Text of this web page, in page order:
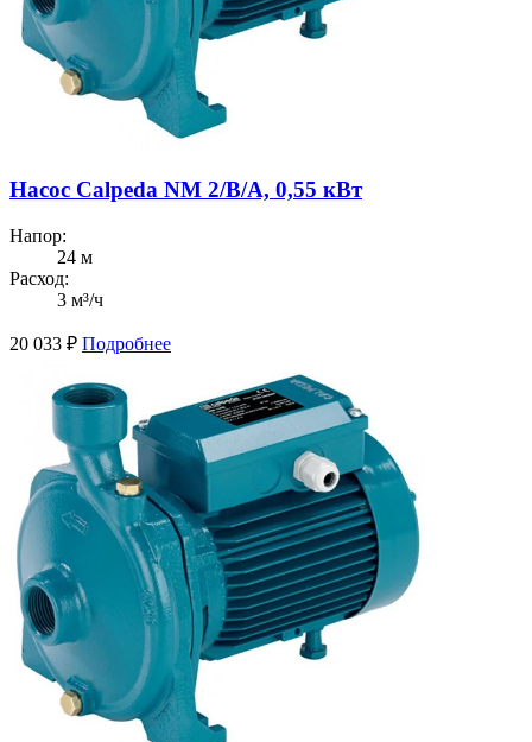
Насос Calpeda NM 2/B/A, 0,55 кВт
Напор:
24 м
Расход:
3 м³/ч
20 033 ₽ Подробнее